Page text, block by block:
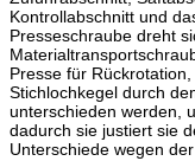
Kontrollabschnitt und
Presseschraube dreht
Presse für
Stichlochkegel durch
unterschieden werden,
dadurch sie justiert sie
Unterschiede wegen